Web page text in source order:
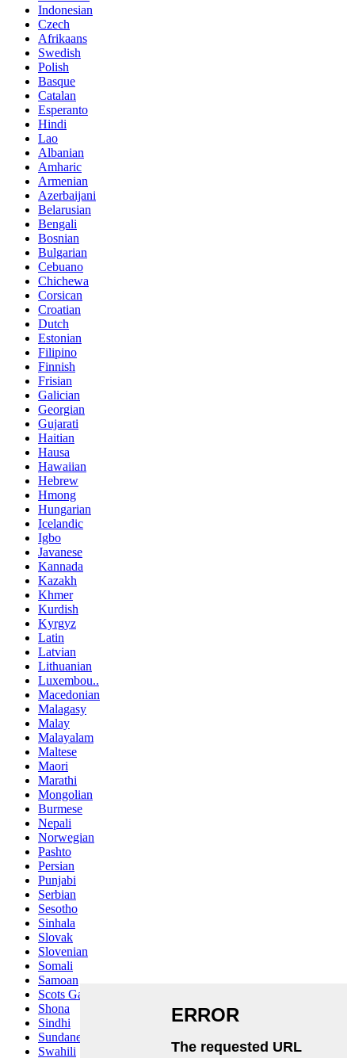
Indonesian
Czech
Afrikaans
Swedish
Polish
Basque
Catalan
Esperanto
Hindi
Lao
Albanian
Amharic
Armenian
Azerbaijani
Belarusian
Bengali
Bosnian
Bulgarian
Cebuano
Chichewa
Corsican
Croatian
Dutch
Estonian
Filipino
Finnish
Frisian
Galician
Georgian
Gujarati
Haitian
Hausa
Hawaiian
Hebrew
Hmong
Hungarian
Icelandic
Igbo
Javanese
Kannada
Kazakh
Khmer
Kurdish
Kyrgyz
Latin
Latvian
Lithuanian
Luxembou..
Macedonian
Malagasy
Malay
Malayalam
Maltese
Maori
Marathi
Mongolian
Burmese
Nepali
Norwegian
Pashto
Persian
Punjabi
Serbian
Sesotho
Sinhala
Slovak
Slovenian
Somali
Samoan
Scots Gaelic
Shona
Sindhi
Sundanese
Swahili